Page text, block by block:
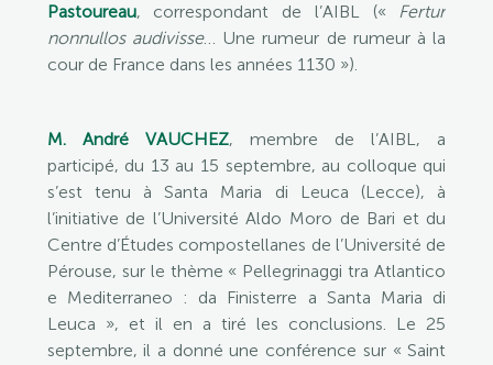
Pastoureau, correspondant de l’AIBL (« Fertur
nonnullos audivisse… Une rumeur de rumeur à la
cour de France dans les années 1130 »).
M. André VAUCHEZ, membre de l’AIBL, a
participé, du 13 au 15 septembre, au colloque qui
s’est tenu à Santa Maria di Leuca (Lecce), à
l’initiative de l’Université Aldo Moro de Bari et du
Centre d’Études compostellanes de l’Université de
Pérouse, sur le thème « Pellegrinaggi tra Atlantico
e Mediterraneo : da Finisterre a Santa Maria di
Leuca », et il en a tiré les conclusions. Le 25
septembre, il a donné une conférence sur « Saint